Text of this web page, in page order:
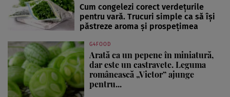
Cum congelezi corect verdețurile
pentru vară. Trucuri simple ca să își
păstreze aroma și prospețimea
G4FOOD
Arată ca un pepene în miniatură,
dar este un castravete. Leguma
românească „Victor” ajunge
pentru...